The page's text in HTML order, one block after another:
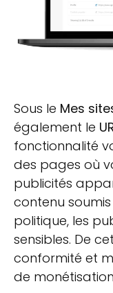
Sous le Mes
également le
fonctionnalité
des pages où
publicités
contenu
politique, les
sensibles. De
conformité et
de